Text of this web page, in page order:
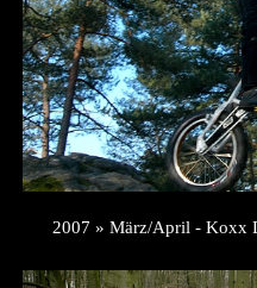
2007 » März/April - Koxx